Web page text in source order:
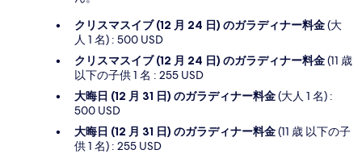
クリスマスイブ (12 月 24 日) のガラディナー料金(大
人 1 名) : 500 USD
クリスマスイブ (12 月 24 日) のガラディナー料金(11 歳
以下の子供 1 名 : 255 USD
大晦日 (12 月 31 日) のガラディナー料金(大人 1 名) :
500 USD
大晦日 (12 月 31 日) のガラディナー料金(11 歳 以下の子
供 1 名) : 255 USD